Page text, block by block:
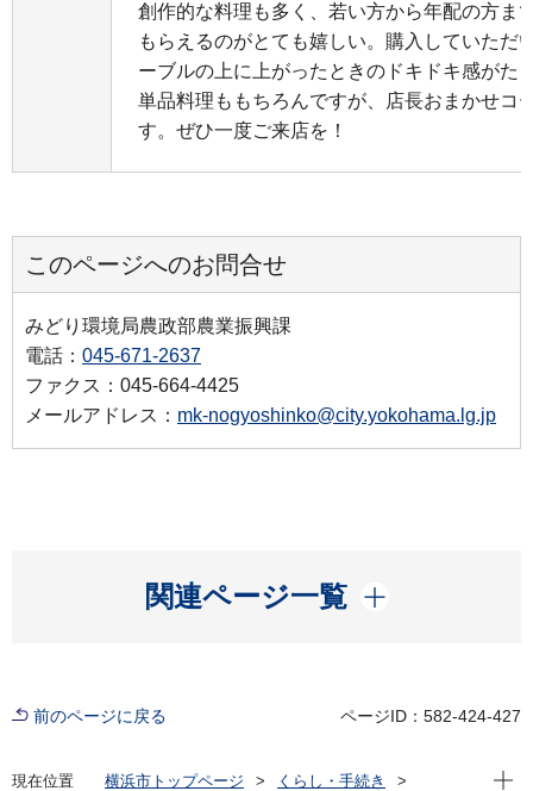
創作的な料理も多く、若い方から年配の方ま
もらえるのがとても嬉しい。購入していただ
ーブルの上に上がったときのドキドキ感がた
単品料理ももちろんですが、店長おまかせコ
す。ぜひ一度ご来店を！
このページへのお問合せ
みどり環境局農政部農業振興課
電話： 045-671-2637
ファクス：045-664-4425
メールアドレス： mk-nogyoshinko@city.yokohama.lg.jp
関連ページ一覧
開く
前のページに戻る ページID：582-424-427
現在位置 横浜市トップページ
くらし・手続き
現在